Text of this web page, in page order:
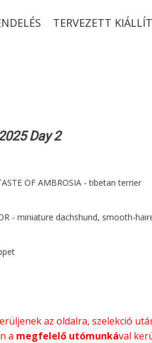
TERVEZETT
Day 2
OF AMBROSIA - tibetan terrier
- miniature dachshund, smooth-
az oldalra, szelekció
a megfelelő utómunkával